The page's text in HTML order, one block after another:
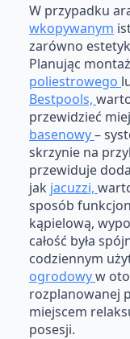
W przypadku
wkopywanym
zarówno
Planując montaż
poliestrowego
Bestpools,
przewidzieć
basenowy–
skrzynie na
przewiduje
jak jacuzzi,
sposób
kąpielową,
całość była
codziennym
ogrodowyw
rozplanowanej
miejscem
posesji.